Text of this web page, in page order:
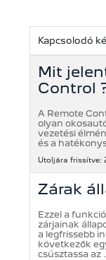
Kapcsolodó
Mit
Control
A Remote
olyan
vezetési
és a
Utoljára frissítve:
Zárak
Ezzel a
zárjainak
a legfrissebb
következők
csúsztassa az